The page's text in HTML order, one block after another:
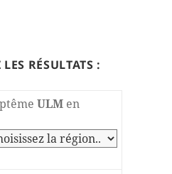
RÉSULTATS :
ULM en